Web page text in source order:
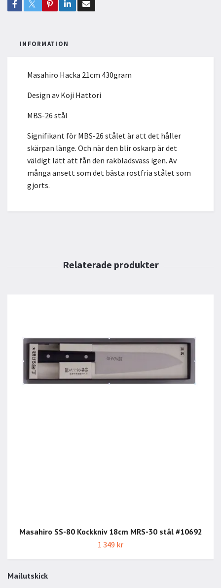
Mailutskick
INFORMATION
Masahiro Hacka 21cm 430gram
Design av Koji Hattori
MBS-26 stål
Signifikant för MBS-26 stålet är att det håller
skärpan länge. Och när den blir oskarp är det
väldigt lätt att fån den rakbladsvass igen. Av
många ansett som det bästa rostfria stålet som
gjorts.
Masahiro SS-80 Kockkniv 18cm MRS-30 stål #10692
1 349 kr